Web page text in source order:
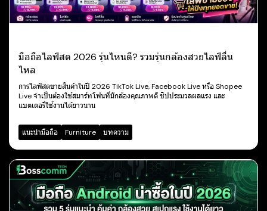
มือถือไลฟ์สด 2026 รุ่นไหนดี? รวมรุ่นกล้องสวยไลฟ์ลื่น
ไหล
การไลฟ์สดขายสินค้าในปี 2026 TikTok Live, Facebook Live หรือ Shopee
Live จำเป็นต้องใช้สมาร์ทโฟนที่มีกล้องคุณภาพดี ชิปประมวลผลแรง และ
แบตเตอรี่ใช้งานได้ยาวนาน
แนะนำมือถือ Furniture บทความ